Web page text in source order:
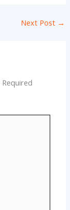
Next Post →
Required